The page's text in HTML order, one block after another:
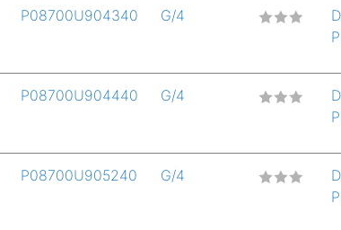
P08700U904340 G/4
P08700U904440 G/4
P08700U905240 G/4